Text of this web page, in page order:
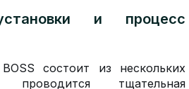
и процесс
состоит из нескольких
тщательная